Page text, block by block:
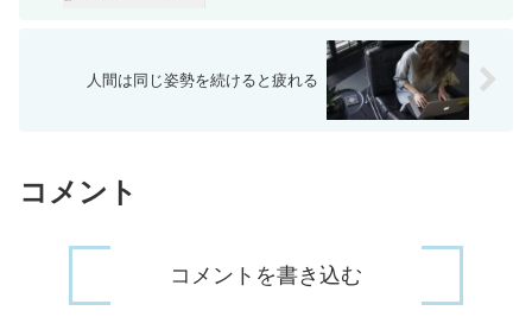
人間は同じ姿勢を続けると疲れる
コメント
コメントを書き込む